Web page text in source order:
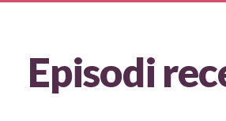
Episodi